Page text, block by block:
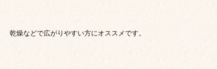
乾燥などで広がりやすい方にオススメです。